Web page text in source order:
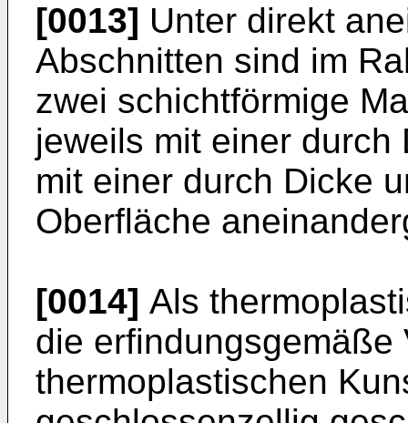
[0013] Unter direkt
Abschnitten sind im
zwei schichtförmige
jeweils mit einer
mit einer durch Dicke
Oberfläche
[0014] Als
die erfindungsgemäße
thermoplastischen